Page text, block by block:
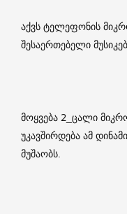
აქვს ტელეფონის
შესაერთებელი
მოყვება 2_ცალი
უკავშირდება ამ
მუშაობს.